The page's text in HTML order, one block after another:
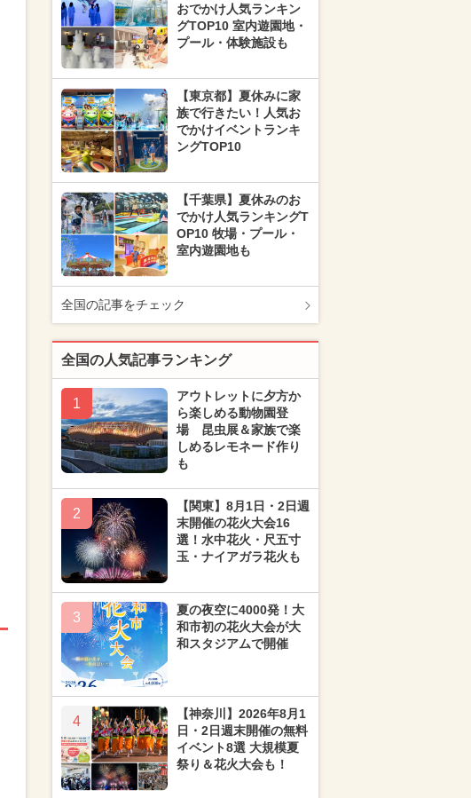
おでかけ人気ランキン
グTOP10 室内遊園地・
プール・体験施設も
【東京都】夏休みに家
族で行きたい！人気お
でかけイベントランキ
ングTOP10
【千葉県】夏休みのお
でかけ人気ランキングT
OP10 牧場・プール・
室内遊園地も
全国の記事をチェック
全国の人気記事ランキング
1
アウトレットに夕方か
ら楽しめる動物園登
場 昆虫展＆家族で楽
しめるレモネード作り
も
2
【関東】8月1日・2日週
末開催の花火大会16
選！水中花火・尺五寸
玉・ナイアガラ花火も
3
夏の夜空に4000発！大
和市初の花火大会が大
和スタジアムで開催
4
【神奈川】2026年8月1
日・2日週末開催の無料
イベント8選 大規模夏
祭り＆花火大会も！